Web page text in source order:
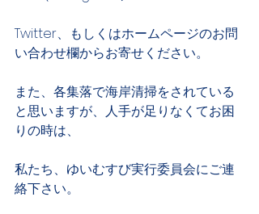
Twitter、もしくはホームページのお問
い合わせ欄からお寄せください。
また、各集落で海岸清掃をされている
と思いますが、人手が足りなくてお困
りの時は、
私たち、ゆいむすび実行委員会にご連
絡下さい。